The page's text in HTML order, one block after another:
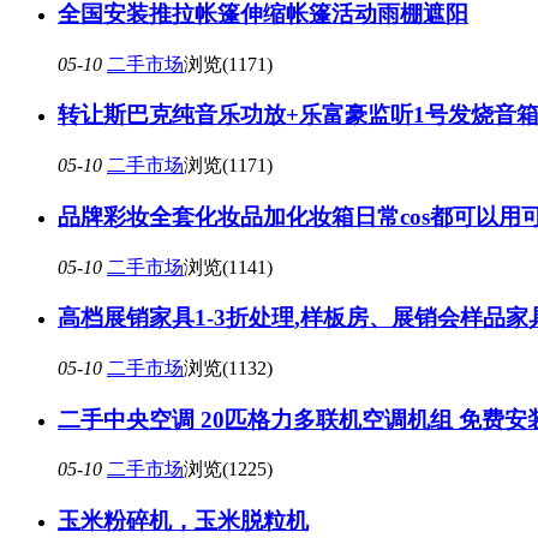
全国安装推拉帐篷伸缩帐篷活动雨棚遮阳
05-10 二手市场浏览(1171)
转让斯巴克纯音乐功放+乐富豪监听1号发烧音箱
05-10 二手市场浏览(1171)
品牌彩妆全套化妆品加化妆箱日常cos都可以用
05-10 二手市场浏览(1141)
高档展销家具1-3折处理,样板房、展销会样品家
05-10 二手市场浏览(1132)
二手中央空调 20匹格力多联机空调机组 免费安
05-10 二手市场浏览(1225)
玉米粉碎机，玉米脱粒机